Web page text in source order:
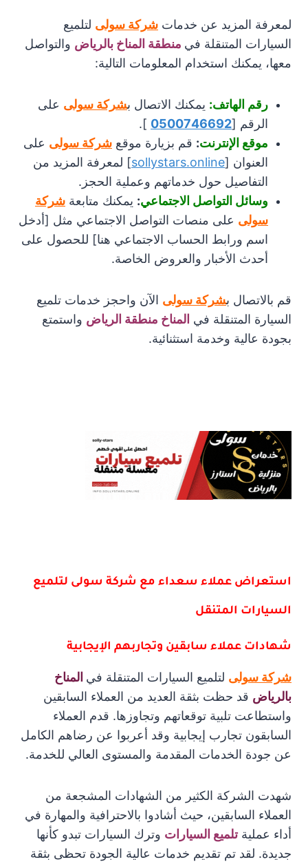
لمعرفة المزيد عن خدمات شركة سولى لتلميع
السيارات المتنقلة في منطقة المناخ بالرياض والتواصل
معها، يمكنك استخدام المعلومات التالية:
رقم الهاتف: يمكنك الاتصال بشركة سولى على
الرقم [0500746692
].
موقع الإنترنت: قم بزيارة موقع شركة سولى على
العنوان [sollystars.online] لمعرفة المزيد من
التفاصيل حول خدماتهم وعملية الحجز.
وسائل التواصل الاجتماعي: يمكنك متابعة شركة
سولى على منصات التواصل الاجتماعي مثل [أدخل
اسم ورابط الحساب الاجتماعي هنا] للحصول على
أحدث الأخبار والعروض الخاصة.
قم بالاتصال بشركة سولى الآن واحجز خدمات تلميع
السيارة المتنقلة في المناخ منطقة الرياض واستمتع
بجودة عالية وخدمة استثنائية.
استعراض عملاء سعداء مع شركة سولى لتلميع
السيارات المتنقل
شهادات عملاء سابقين وتجاربهم الإيجابية
شركة سولى لتلميع السيارات المتنقلة في المناخ
بالرياض قد حظت بثقة العديد من العملاء السابقين
واستطاعت تلبية توقعاتهم وتجاوزها. قدم العملاء
السابقون تجارب إيجابية وقد أعربوا عن رضاهم الكامل
عن جودة الخدمات المقدمة والمستوى العالي للخدمة.
شهدت الشركة الكثير من الشهادات المشجعة من
العملاء السابقين، حيث أشادوا بالاحترافية والمهارة في
أداء عمليةتلميع السيارات وترك السيارات تبدو كأنها
جديدة. لقد تم تقديم خدمات عالية الجودة تحظى بثقة